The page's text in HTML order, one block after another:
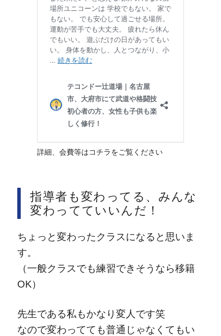
詳細、会費等はコチラをご覧ください
指導者も変わってる、みんな
変わってていいんだ！
ちょっと変わったクラスになると思いま
す。
（一般クラスでも練習できそうなら移籍
OK）
先生である私もかなり変人です笑
なので変わってても普通じゃなくてもい